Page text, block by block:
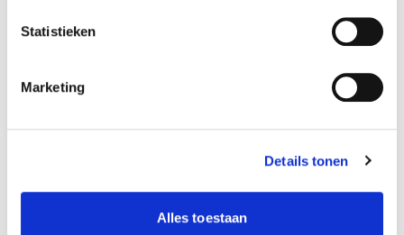
Statistieken
Marketing
Details tonen
Alles toestaan